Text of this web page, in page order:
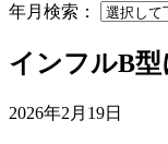
年月検索：
インフルB
2026年2月19日